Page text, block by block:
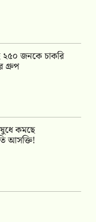
জনকে চাকরি
গ্রুপ
কমছে
আসক্তি!